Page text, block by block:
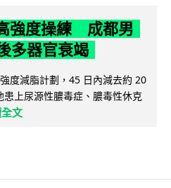
強度操練 成都男
多器官衰竭
度減脂計劃，45 日內減去約 20
上尿源性膿毒症、膿毒性休克
文